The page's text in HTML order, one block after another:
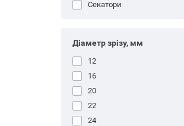
Секатори
Діаметр зрізу, мм
12
16
20
22
24